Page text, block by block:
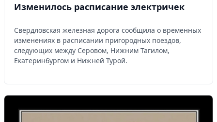
Изменилось расписание электричек
Свердловская железная дорога сообщила о временных
изменениях в расписании пригородных поездов,
следующих между Серовом, Нижним Тагилом,
Екатеринбургом и Нижней Турой.